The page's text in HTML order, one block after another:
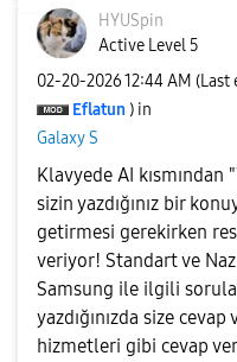
HYUSpin
Active Level 5
‎02-20-202612:44 AM (Last
Eflatun ) in
Galaxy S
Klavyede AI kısmından
sizin yazdığınız bir
getirmesi gerekirken
veriyor! Standart ve
Samsung ile ilgili
yazdığınızda size
hizmetleri gibi cevap